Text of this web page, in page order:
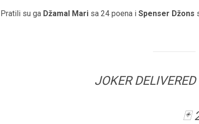
Pratili su ga Džamal Mari sa 24 poena i Spenser Džons
JOKER
🃏